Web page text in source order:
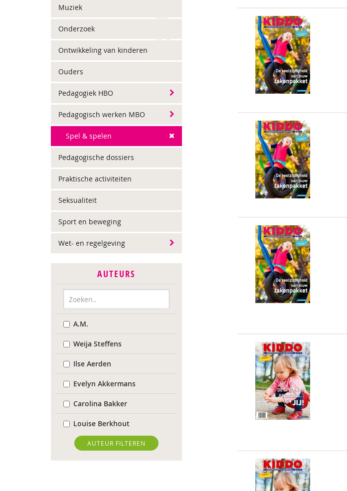
Muziek
Onderzoek
Ontwikkeling van kinderen
Ouders
Pedagogiek HBO
Pedagogisch werken MBO
Spel & spelen
Pedagogische dossiers
Praktische activiteiten
Seksualiteit
Sport en beweging
Wet- en regelgeving
AUTEURS
A.M.
Weija Steffens
Ilse Aerden
Evelyn Akkermans
Carolina Bakker
Louise Berkhout
Saskia Beverloo
Mascha Boelaars
AUTEUR FILTEREN